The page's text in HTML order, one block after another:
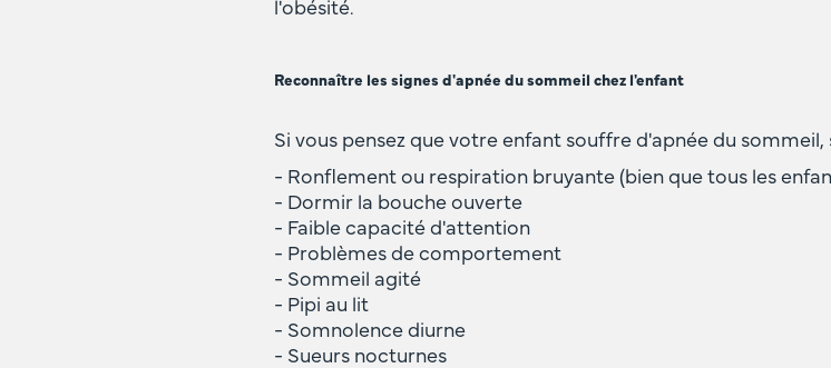
l'obésité.
Reconnaître les signes d'apnée du sommeil chez l'enfant
Si vous pensez que votre enfant souffre d'apnée du sommeil,
- Ronflement ou respiration bruyante (bien que tous les
- Dormir la bouche ouverte
- Faible capacité d'attention
- Problèmes de comportement
- Sommeil agité
- Pipi au lit
- Somnolence diurne
- Sueurs nocturnes